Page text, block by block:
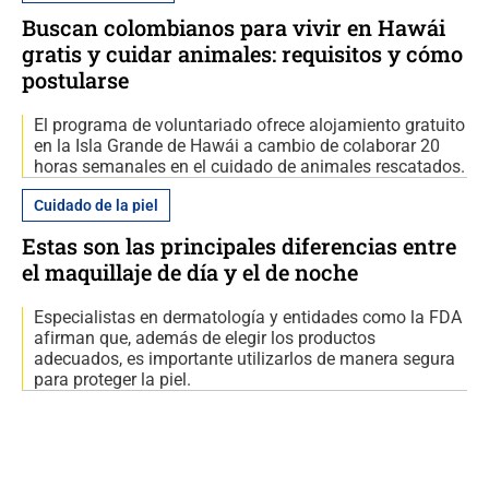
Buscan colombianos para vivir en Hawái
gratis y cuidar animales: requisitos y cómo
postularse
El programa de voluntariado ofrece alojamiento gratuito
en la Isla Grande de Hawái a cambio de colaborar 20
horas semanales en el cuidado de animales rescatados.
Cuidado de la piel
Estas son las principales diferencias entre
el maquillaje de día y el de noche
Especialistas en dermatología y entidades como la FDA
afirman que, además de elegir los productos
adecuados, es importante utilizarlos de manera segura
para proteger la piel.